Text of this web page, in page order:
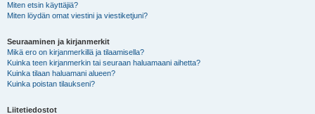
Miten etsin käyttäjiä?
Miten löydän omat viestini ja viestiketjuni?
Seuraaminen ja kirjanmerkit
Mikä ero on kirjanmerkillä ja tilaamisella?
Kuinka teen kirjanmerkin tai seuraan haluamaani aihetta?
Kuinka tilaan haluamani alueen?
Kuinka poistan tilaukseni?
Liitetiedostot